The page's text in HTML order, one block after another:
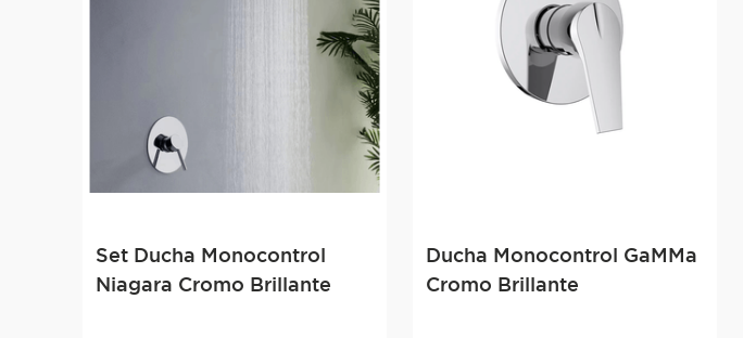
Set Ducha Monocontrol
Niagara Cromo Brillante
Ducha Monocontrol GaMMa
Cromo Brillante